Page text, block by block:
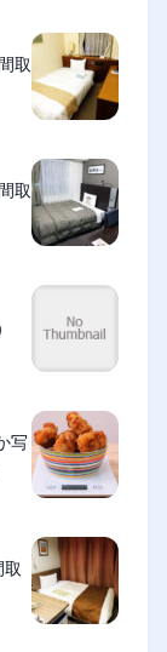
取
取
写